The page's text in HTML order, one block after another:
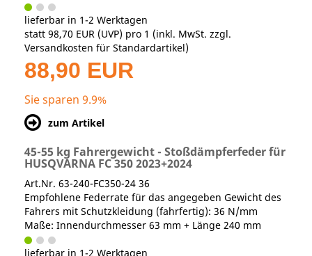
lieferbar in 1-2 Werktagen
statt 98,70 EUR (UVP) pro 1 (inkl. MwSt. zzgl.
Versandkosten für Standardartikel)
88,90 EUR
Sie sparen 9.9%
zum Artikel
45-55 kg Fahrergewicht - Stoßdämpferfeder für
HUSQVARNA FC 350 2023+2024
Art.Nr. 63-240-FC350-24 36
Empfohlene Federrate für das angegeben Gewicht des
Fahrers mit Schutzkleidung (fahrfertig): 36 N/mm
Maße: Innendurchmesser 63 mm + Länge 240 mm
lieferbar in 1-2 Werktagen